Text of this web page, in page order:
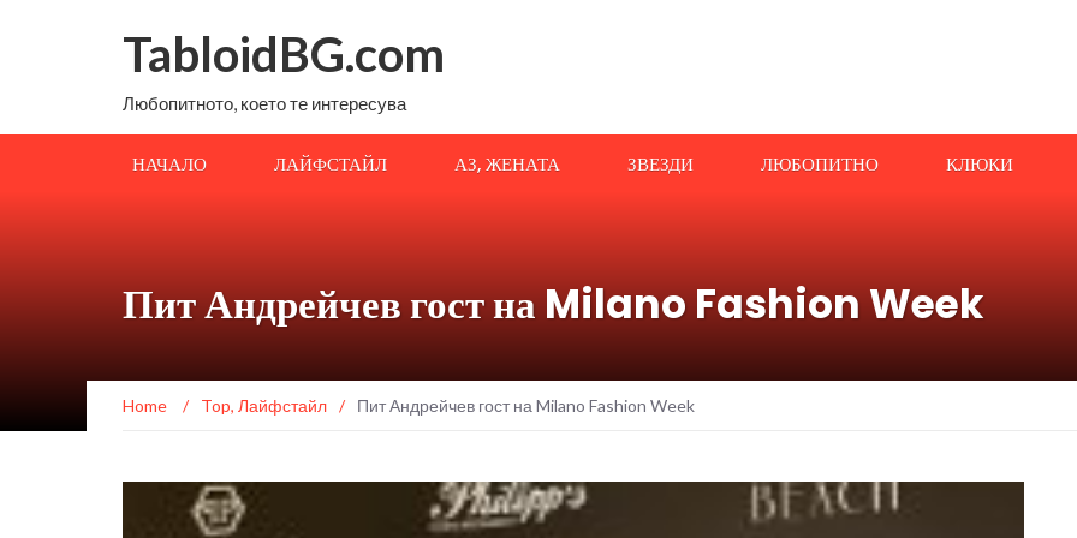
TabloidBG.com
Любопитното, което те интересува
НАЧАЛО ЛАЙФСТАЙЛ АЗ, ЖЕНАТА ЗВЕЗДИ ЛЮБОПИТНО КЛЮКИ
Пит Андрейчев гост на Milano Fashion Week
Home / Top, Лайфстайл / Пит Андрейчев гост на Milano Fashion Week